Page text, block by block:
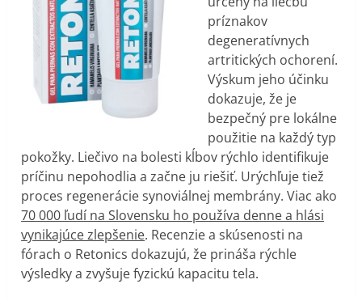
príznakov
degeneratívnych
artritických ochorení.
Výskum jeho účinku
dokazuje, že je
bezpečný pre lokálne
použitie na každý typ
pokožky. Liečivo na bolesti kĺbov rýchlo identifikuje
príčinu nepohodlia a začne ju riešiť. Urýchľuje tiež
proces regenerácie synoviálnej membrány. Viac ako
70 000 ľudí na Slovensku ho používa denne a hlási
vynikajúce zlepšenie. Recenzie a skúsenosti na
fórach o Retonics dokazujú, že prináša rýchle
výsledky a zvyšuje fyzickú kapacitu tela.